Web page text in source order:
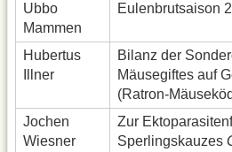
Ubbo
Mammen
Eulenbrutsaison
Hubertus
Illner
Bilanz der
Mäusegiftes auf
(Ratron-
Jochen
Wiesner
Zur
Sperlingskauzes